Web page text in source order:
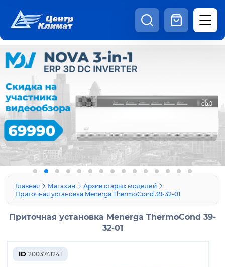
Каталог
Статьи
Наши работы Отзывы
Доставка и оплата Оферта
Контакты
8:00 - 20:00 Шоурум
Главная Магазин
Архив старых моделей
Приточная установка Menerga ThermoCond 39-32-01
Приточная установка Menerga ThermoCond 39-
32-01
ID 2003741241